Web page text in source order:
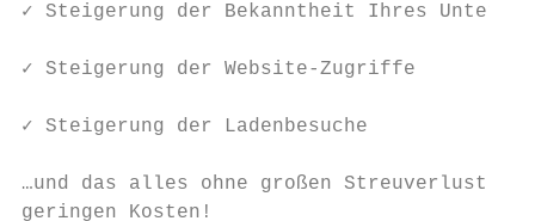
✓ Steigerung der Bekanntheit Ihres
✓ Steigerung der Website-Zugriffe
✓ Steigerung der Ladenbesuche
…und das alles ohne großen Streuverlust
geringen Kosten!